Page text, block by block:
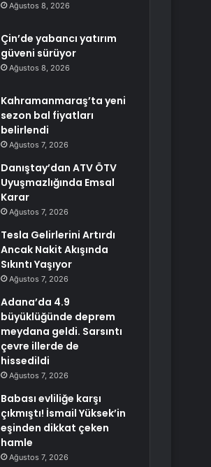
Ağustos 8, 2026
Çin’de yabancı yatırım
güveni sürüyor
Ağustos 8, 2026
Kahramanmaraş’ta yeni
sezon bal fiyatları
belirlendi
Ağustos 7, 2026
Danıştay’dan ATV ÖTV
Uyuşmazlığında Emsal
Karar
Ağustos 7, 2026
Tesla Gelirlerini Artırdı
Ancak Nakit Akışında
Sıkıntı Yaşıyor
Ağustos 7, 2026
Adana’da 4.9
büyüklüğünde deprem
meydana geldi. Sarsıntı
çevre illerde de
hissedildi
Ağustos 7, 2026
Babası evliliğe karşı
çıkmıştı! İsmail Yüksek’in
eşinden dikkat çeken
hamle
Ağustos 7, 2026